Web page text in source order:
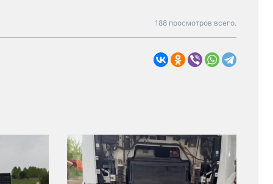
188 просмотров всего.